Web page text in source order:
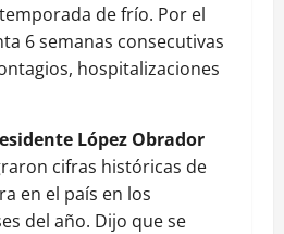
de frío. Por el
6 semanas consecutivas
hospitalizaciones
López Obrador
cifras históricas de
en el país en los
del año. Dijo que se